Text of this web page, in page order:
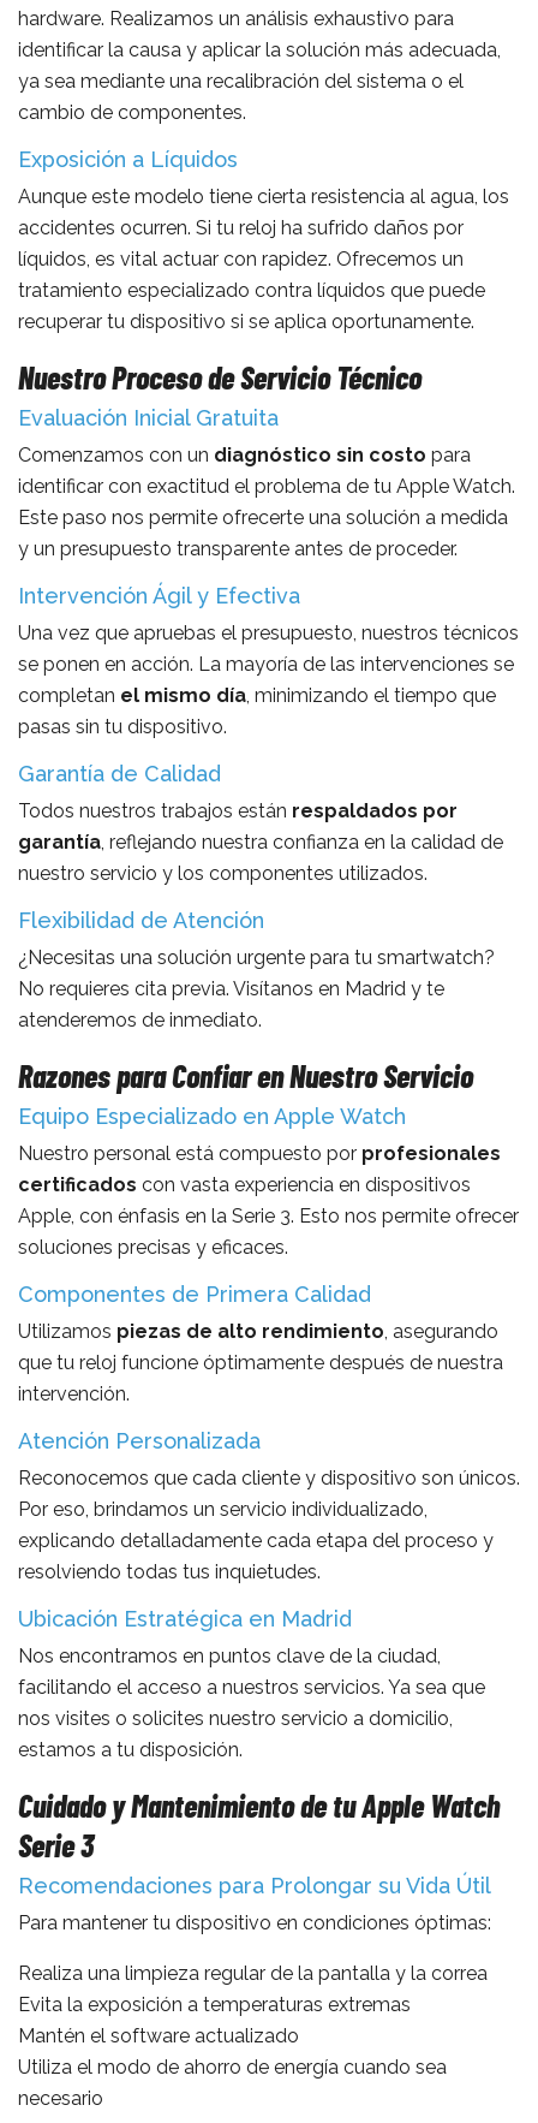
hardware. Realizamos un análisis exhaustivo para
identificar la causa y aplicar la solución más adecuada,
ya sea mediante una recalibración del sistema o el
cambio de componentes.
Exposición a Líquidos
Aunque este modelo tiene cierta resistencia al agua, los
accidentes ocurren. Si tu reloj ha sufrido daños por
líquidos, es vital actuar con rapidez. Ofrecemos un
tratamiento especializado contra líquidos que puede
recuperar tu dispositivo si se aplica oportunamente.
Nuestro Proceso de Servicio Técnico
Evaluación Inicial Gratuita
Comenzamos con un diagnóstico sin costo para
identificar con exactitud el problema de tu Apple Watch.
Este paso nos permite ofrecerte una solución a medida
y un presupuesto transparente antes de proceder.
Intervención Ágil y Efectiva
Una vez que apruebas el presupuesto, nuestros técnicos
se ponen en acción. La mayoría de las intervenciones se
completan el mismo día, minimizando el tiempo que
pasas sin tu dispositivo.
Garantía de Calidad
Todos nuestros trabajos están respaldados por
garantía, reflejando nuestra confianza en la calidad de
nuestro servicio y los componentes utilizados.
Flexibilidad de Atención
¿Necesitas una solución urgente para tu smartwatch?
No requieres cita previa. Visítanos en Madrid y te
atenderemos de inmediato.
Razones para Confiar en Nuestro Servicio
Equipo Especializado en Apple Watch
Nuestro personal está compuesto por profesionales
certificados con vasta experiencia en dispositivos
Apple, con énfasis en la Serie 3. Esto nos permite ofrecer
soluciones precisas y eficaces.
Componentes de Primera Calidad
Utilizamos piezas de alto rendimiento, asegurando
que tu reloj funcione óptimamente después de nuestra
intervención.
Atención Personalizada
Reconocemos que cada cliente y dispositivo son únicos.
Por eso, brindamos un servicio individualizado,
explicando detalladamente cada etapa del proceso y
resolviendo todas tus inquietudes.
Ubicación Estratégica en Madrid
Nos encontramos en puntos clave de la ciudad,
facilitando el acceso a nuestros servicios. Ya sea que
nos visites o solicites nuestro servicio a domicilio,
estamos a tu disposición.
Cuidado y Mantenimiento de tu Apple Watch
Serie 3
Recomendaciones para Prolongar su Vida Útil
Para mantener tu dispositivo en condiciones óptimas:
Realiza una limpieza regular de la pantalla y la correa
Evita la exposición a temperaturas extremas
Mantén el software actualizado
Utiliza el modo de ahorro de energía cuando sea
necesario